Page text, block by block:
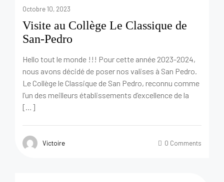
Octobre 10, 2023
Visite au Collège Le Classique de
San-Pedro
Hello tout le monde !!! Pour cette année 2023-2024,
nous avons décidé de poser nos valises à San Pedro.
Le Collège le Classique de San Pedro, reconnu comme
l’un des meilleurs établissements d’excellence de la
[…]
Victoire 0 Comments